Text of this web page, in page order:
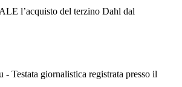
l’acquisto del terzino Dahl dal
- Testata giornalistica registrata presso il